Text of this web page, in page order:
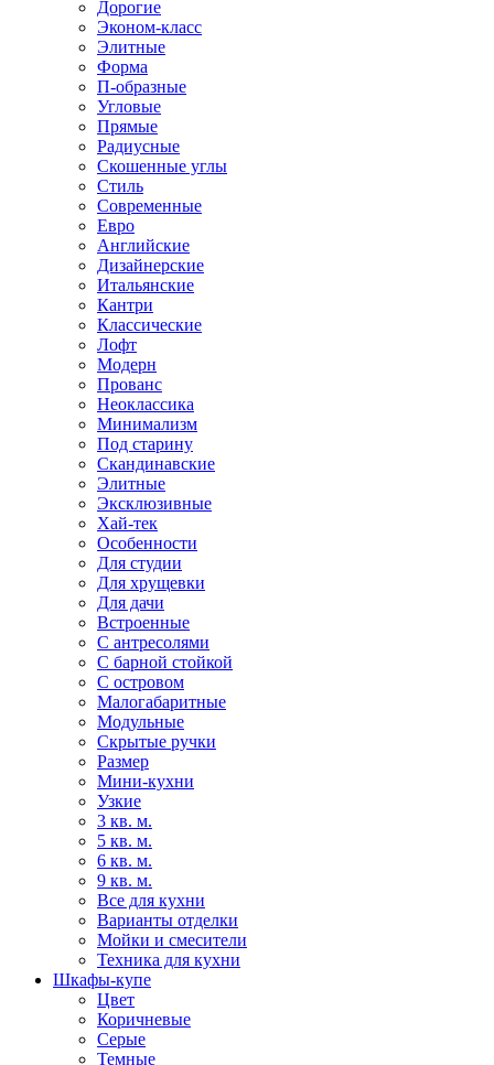
Дорогие
Эконом-класс
Элитные
Форма
П-образные
Угловые
Прямые
Радиусные
Скошенные углы
Стиль
Современные
Евро
Английские
Дизайнерские
Итальянские
Кантри
Классические
Лофт
Модерн
Прованс
Неоклассика
Минимализм
Под старину
Скандинавские
Элитные
Эксклюзивные
Хай-тек
Особенности
Для студии
Для хрущевки
Для дачи
Встроенные
С антресолями
С барной стойкой
С островом
Малогабаритные
Модульные
Скрытые ручки
Размер
Мини-кухни
Узкие
3 кв. м.
5 кв. м.
6 кв. м.
9 кв. м.
Все для кухни
Варианты отделки
Мойки и смесители
Техника для кухни
Шкафы-купе
Цвет
Коричневые
Серые
Темные